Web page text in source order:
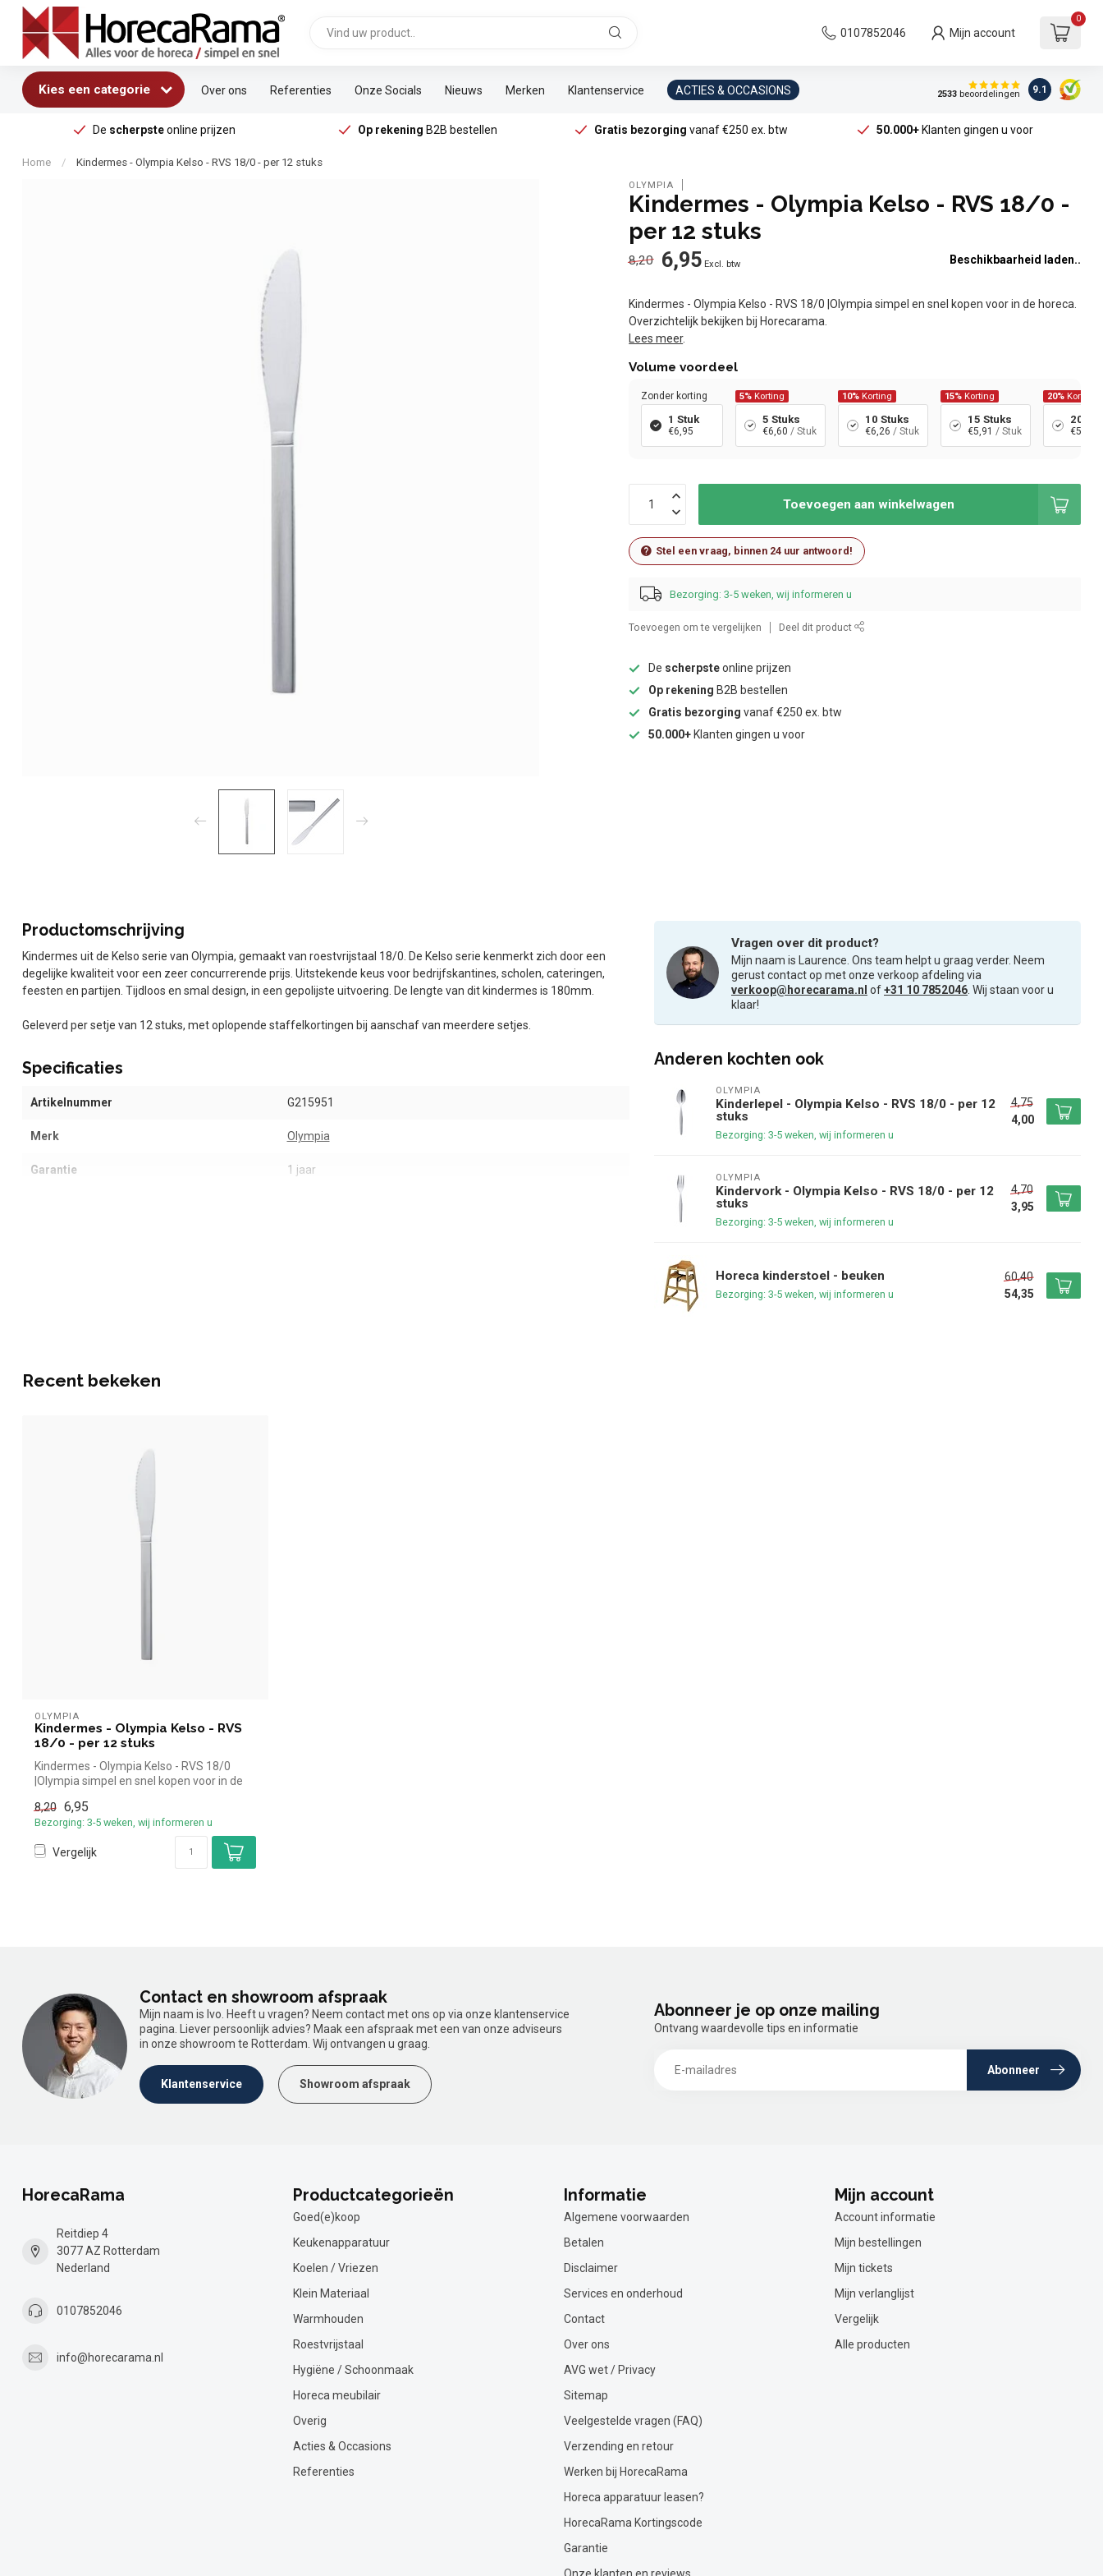
0107852046 Mijn account
0
Kies een categorie Over ons Referenties Onze Socials Nieuws Merken Klantenservice ACTIES & OCCASIONS 2533beoordelingen 9.1
De scherpsteonline prijzen Op rekening B2B bestellen Gratis bezorging vanaf €250 ex. btw 50.000+Klanten gingen u voor
Home / Kindermes - Olympia Kelso - RVS 18/0 - per 12 stuks
OLYMPIA
Kindermes - Olympia Kelso - RVS 18/0 -
per 12 stuks
8,20 6,95 Excl. btw Beschikbaarheid laden..
Kindermes - Olympia Kelso - RVS 18/0 |Olympia simpel en snel kopen voor in de horeca.
Overzichtelijk bekijken bij Horecarama.
Lees meer.
Volume voordeel
Zonder korting
1 Stuk
€6,95
5% Korting
5 Stuks
€6,60 / Stuk
10% Korting
10 Stuks
€6,26 / Stuk
15% Korting
15 Stuks
€5,91 / Stuk
20% Korting
20
€5,56
Toevoegen aan winkelwagen
Stel een vraag, binnen 24 uur antwoord!
Bezorging: 3-5 weken, wij informeren u
Toevoegen om te vergelijken Deel dit product
De scherpsteonline prijzen
Op rekening B2B bestellen
Gratis bezorging vanaf €250 ex. btw
50.000+ Klanten gingen u voor
Productomschrijving
Kindermes uit de Kelso serie van Olympia, gemaakt van roestvrijstaal 18/0. De Kelso serie kenmerkt zich door een
degelijke kwaliteit voor een zeer concurrerende prijs. Uitstekende keus voor bedrijfskantines, scholen, cateringen,
feesten en partijen. Tijdloos en smal design, in een gepolijste uitvoering. De lengte van dit kindermes is 180mm.
Geleverd per setje van 12 stuks, met oplopende staffelkortingen bij aanschaf van meerdere setjes.
Specificaties
Artikelnummer G215951
Merk Olympia
Garantie 1 jaar
Vragen over dit product?
Mijn naam is Laurence. Ons team helpt u graag verder. Neem
gerust contact op met onze verkoop afdeling via
verkoop@horecarama.nl of+31 10 7852046 . Wij staan voor u
klaar!
Anderen kochten ook
OLYMPIA
Kinderlepel - Olympia Kelso - RVS 18/0 - per 12
stuks
Bezorging: 3-5 weken, wij informeren u
4,75
4,00
OLYMPIA
Kindervork - Olympia Kelso - RVS 18/0 - per 12
stuks
Bezorging: 3-5 weken, wij informeren u
4,70
3,95
Horeca kinderstoel - beuken
Bezorging: 3-5 weken, wij informeren u
60,40
54,35
Recent bekeken
OLYMPIA
Kindermes - Olympia Kelso - RVS
18/0 - per 12 stuks
Kindermes - Olympia Kelso - RVS 18/0
|Olympia simpel en snel kopen voor in de
8,20 6,95
Bezorging: 3-5 weken, wij informeren u
Vergelijk
Contact en showroom afspraak
Mijn naam is Ivo. Heeft u vragen? Neem contact met ons op via onze klantenservice
pagina. Liever persoonlijk advies? Maak een afspraak met een van onze adviseurs
in onze showroom te Rotterdam. Wij ontvangen u graag.
Klantenservice Showroom afspraak
Abonneer je op onze mailing
Ontvang waardevolle tips en informatie
Abonneer
HorecaRama
Reitdiep 4
3077 AZ Rotterdam
Nederland
0107852046
info@horecarama.nl
Productcategorieën
Goed(e)koop
Keukenapparatuur
Koelen / Vriezen
Klein Materiaal
Warmhouden
Roestvrijstaal
Hygiëne / Schoonmaak
Horeca meubilair
Overig
Acties & Occasions
Referenties
Informatie
Algemene voorwaarden
Betalen
Disclaimer
Services en onderhoud
Contact
Over ons
AVG wet / Privacy
Sitemap
Veelgestelde vragen (FAQ)
Verzending en retour
Werken bij HorecaRama
Horeca apparatuur leasen?
HorecaRama Kortingscode
Garantie
Mijn account
Account informatie
Mijn bestellingen
Mijn tickets
Mijn verlanglijst
Vergelijk
Alle producten